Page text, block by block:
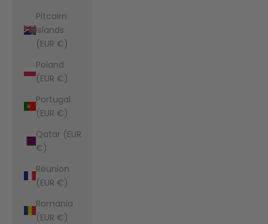
Pitcairn
Islands
(EUR €)
Poland
(EUR €)
Portugal
(EUR €)
Qatar (EUR
€)
Réunion
(EUR €)
Romania
(EUR €)